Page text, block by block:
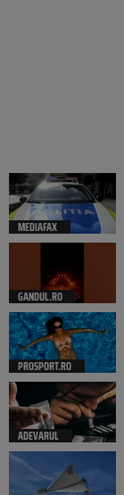
MEDIAFAX
GANDUL.RO
PROSPORT.RO
ADEVARUL